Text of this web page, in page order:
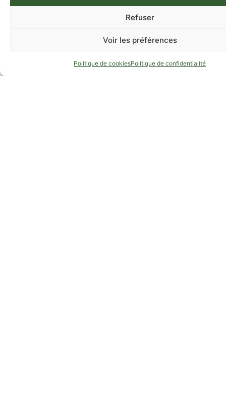
Refuser
Voir les préférences
Politique de cookiesPolitique de confidentialité